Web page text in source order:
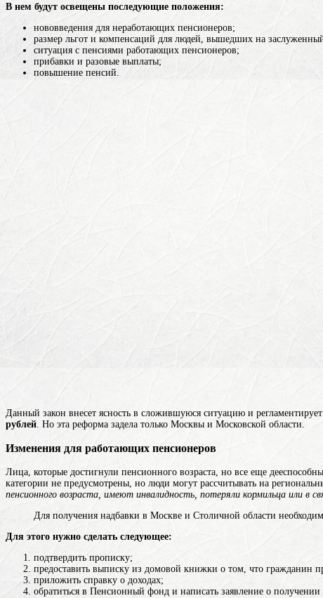
В нем будут освещены последующие положения:
нововведения для неработающих пенсионеров;
размер льгот и компенсаций для людей, вышедших на
ситуация с пенсиями работающих пенсионеров;
прибавки и разовые выплаты;
повышение пенсий.
Данный закон внесет ясность в сложившуюся ситуацию и
рублей . Но эта реформа задела только Москвы и Московской области.
Изменения для работающих пенсионеров
Лица, которые достигнули пенсионного возраста, но все еще
категории не предусмотрены, но люди могут рассчитывать на
пенсионного возраста, имеют инвалидность, потеряли кормильца или в
Для получения надбавки в Москве и Столичной области
Для этого нужно сделать следующее:
подтвердить прописку;
предоставить выписку из домовой книжки о том, что гражданин
приложить справку о доходах;
обратиться в Пенсионный фонд и написать заявление о